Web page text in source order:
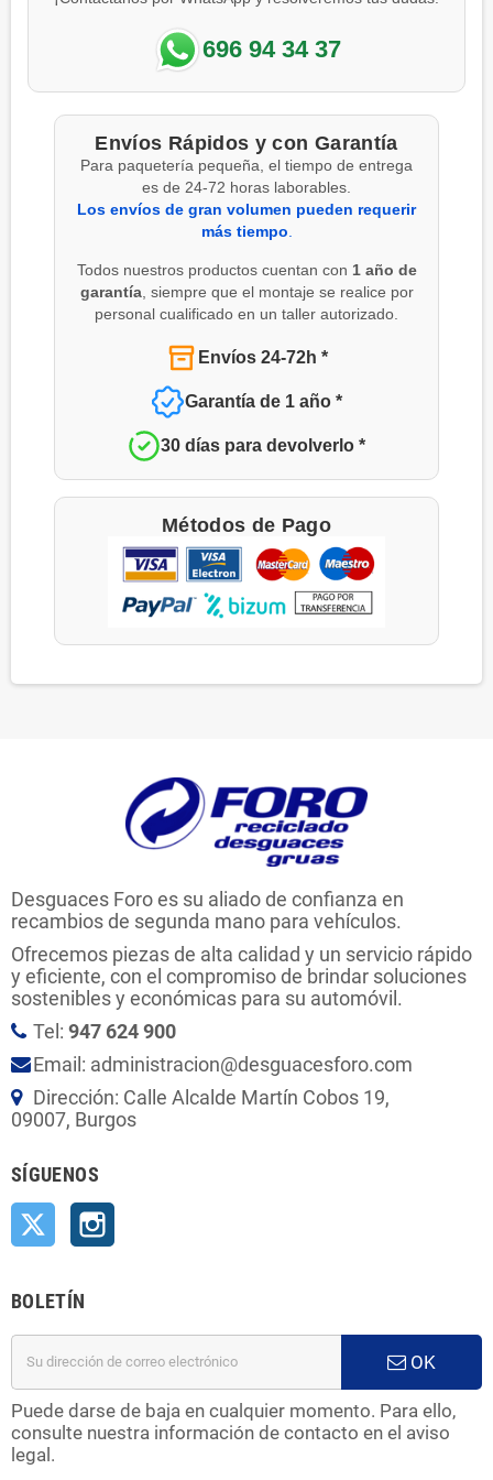
696 94 34 37
Envíos Rápidos y con Garantía
Para paquetería pequeña, el tiempo de entrega
es de 24-72 horas laborables.
Los envíos de gran volumen pueden requerir
más tiempo
Todos nuestros productos cuentan con 1 año de
garantía, siempre que el montaje se realice por
personal cualificado en un taller autorizado.
Envíos 24-72h *
Garantía de 1 año *
30 días para devolverlo *
Métodos de Pago
Desguaces Foro es su aliado de confianza en
recambios de segunda mano para vehículos.
Ofrecemos piezas de alta calidad y un servicio rápido
y eficiente, con el compromiso de brindar soluciones
sostenibles y económicas para su automóvil.
Tel: 947 624 900
Email: administracion@desguacesforo.com
Dirección: Calle Alcalde Martín Cobos 19,
09007, Burgos
SÍGUENOS
Twitter
BOLETÍN
OK
Puede darse de baja en cualquier momento. Para ello,
consulte nuestra información de contacto en el aviso
legal.